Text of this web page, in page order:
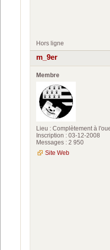
Hors ligne
m_9er
Membre
Lieu : Complètement à
Inscription : 03-12-2008
Messages : 2 950
Site Web